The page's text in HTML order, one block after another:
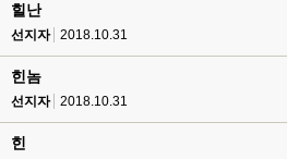
힐난
선지자 2018.10.31
힌놈
선지자 2018.10.31
힌